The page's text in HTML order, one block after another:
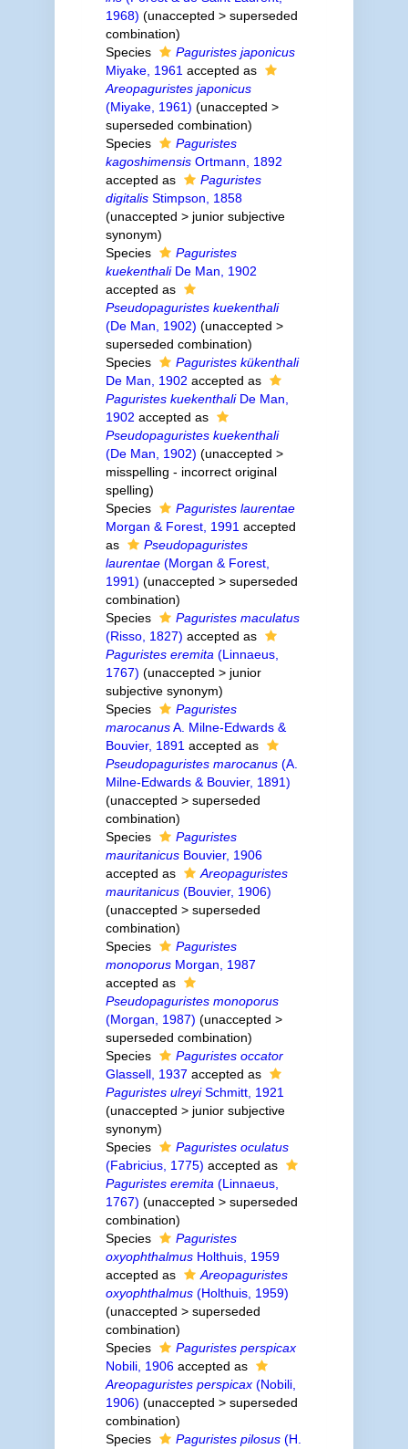
1968) (unaccepted > superseded
combination)
Species
Paguristes japonicus
Miyake, 1961 accepted as
Areopaguristes japonicus
(Miyake, 1961) (unaccepted >
superseded combination)
Species
Paguristes
kagoshimensisOrtmann, 1892
accepted as
Paguristes
digitalisStimpson, 1858
(unaccepted > junior subjective
synonym)
Species
Paguristes
kuekenthaliDe Man, 1902
accepted as
Pseudopaguristes kuekenthali
(De Man, 1902) (unaccepted >
superseded combination)
Species
Paguristes kükenthali
De Man, 1902 accepted as
Paguristes kuekenthaliDe Man,
1902 accepted as
Pseudopaguristes kuekenthali
(De Man, 1902) (unaccepted >
misspelling - incorrect original
spelling)
Species
Paguristes laurentae
Morgan & Forest, 1991 accepted
as
Pseudopaguristes
laurentae(Morgan & Forest,
1991) (unaccepted > superseded
combination)
Species
Paguristes maculatus
(Risso, 1827) accepted as
Paguristes eremita (Linnaeus,
1767) (unaccepted > junior
subjective synonym)
Species
Paguristes
marocanusA. Milne-Edwards &
Bouvier, 1891 accepted as
Pseudopaguristes marocanus(A.
Milne-Edwards & Bouvier, 1891)
(unaccepted > superseded
combination)
Species
Paguristes
mauritanicusBouvier, 1906
accepted as
Areopaguristes
mauritanicus(Bouvier, 1906)
(unaccepted > superseded
combination)
Species
Paguristes
monoporusMorgan, 1987
accepted as
Pseudopaguristes monoporus
(Morgan, 1987) (unaccepted >
superseded combination)
Species
Paguristes occator
Glassell, 1937 accepted as
Paguristes ulreyiSchmitt, 1921
(unaccepted > junior subjective
synonym)
Species
Paguristes oculatus
(Fabricius, 1775) accepted as
Paguristes eremita (Linnaeus,
1767) (unaccepted > superseded
combination)
Species
Paguristes
oxyophthalmusHolthuis, 1959
accepted as
Areopaguristes
oxyophthalmus(Holthuis, 1959)
(unaccepted > superseded
combination)
Species
Paguristes perspicax
Nobili, 1906accepted as
Areopaguristes perspicax(Nobili,
1906) (unaccepted > superseded
combination)
Species
Paguristes pilosus(H.